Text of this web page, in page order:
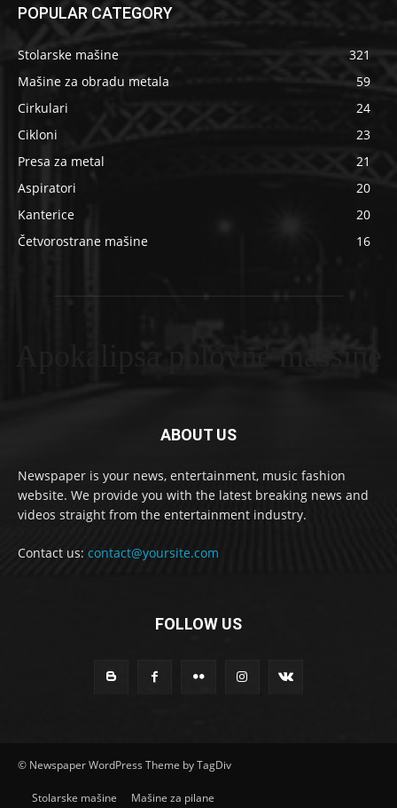
POPULAR CATEGORY
Stolarske mašine
321
Mašine za obradu metala
59
Cirkulari
24
Cikloni
23
Presa za metal
21
Aspiratori
20
Kanterice
20
Četvorostrane mašine
16
Apokalipsa polovne masšine
ABOUT US
Newspaper is your news, entertainment, music fashion
website. We provide you with the latest breaking news and
videos straight from the entertainment industry.
Contact us: contact@yoursite.com
FOLLOW US
© Newspaper WordPress Theme by TagDiv
Stolarske mašine Mašine za pilane